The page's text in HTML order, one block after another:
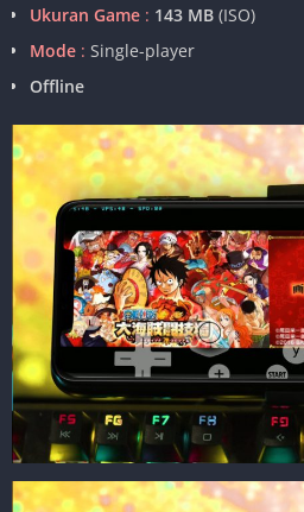
Ukuran Game : 143 MB (ISO)
Mode : Single-player
Offline